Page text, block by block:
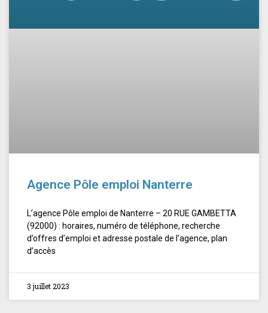
Agence Pôle emploi Nanterre
L’agence Pôle emploi de Nanterre – 20 RUE GAMBETTA
(92000) : horaires, numéro de téléphone, recherche
d’offres d’emploi et adresse postale de l’agence, plan
d’accès
3 juillet 2023